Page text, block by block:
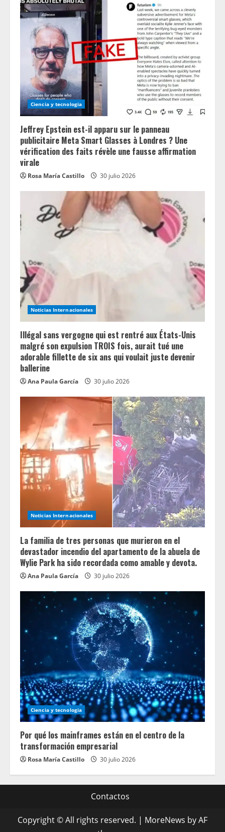
Ciencia y tecnologia
Jeffrey Epstein est-il apparu sur le panneau
publicitaire Meta Smart Glasses à Londres ? Une
vérification des faits révèle une fausse affirmation
virale
Rosa María Castillo 30 julio 2026
Noticias Internacionales
Illégal sans vergogne qui est rentré aux États-Unis
malgré son expulsion TROIS fois, aurait tué une
adorable fillette de six ans qui voulait juste devenir
ballerine
Ana Paula García 30 julio 2026
Noticias Internacionales
La familia de tres personas que murieron en el
devastador incendio del apartamento de la abuela de
Wylie Park ha sido recordada como amable y devota.
Ana Paula García 30 julio 2026
Ciencia y tecnologia
Por qué los mainframes están en el centro de la
transformación empresarial
Rosa María Castillo 30 julio 2026
Contactos
Copyright © All rights reserved. | MoreNews by AF